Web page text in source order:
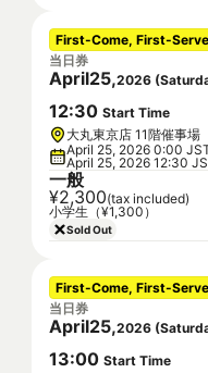
First-Come, First-
当日券
April25,2026 (
12:30 Start Time
大丸東京店 11階催事場
April 25, 2026 0:00
April 25, 2026 12:30
一般
¥2,300(tax included)
小学生（¥1,300）
Sold Out
First-Come, First-
当日券
April25,2026 (
13:00 Start Time